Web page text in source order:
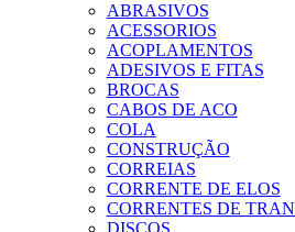
ABRASIVOS
ACESSORIOS
ACOPLAMENTOS
ADESIVOS E FITAS
BROCAS
CABOS DE ACO
COLA
CONSTRUÇÃO
CORREIAS
CORRENTE DE ELOS
CORRENTES DE